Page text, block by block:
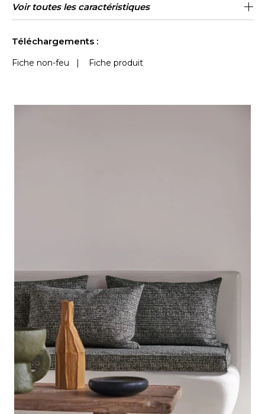
Raccord Raccord libre
Test
Martindale
50000
Usage
martindale
Siège à usage classique : 20.000 à
40.000 cycles (Martindale) et/ou 15,000
Wyzenbeek 75000
Sens De large
Poids g/m² 629
Performance
Accoustique
aw - 0.15
Usage
Entretien
Pays
d'origine
Italie
Voir toutes les caractéristiques
Téléchargements :
Fiche non-feu | Fiche produit